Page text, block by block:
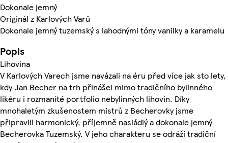
Dokonale jemný
Originál z Karlových Varů
Dokonale jemný tuzemský s lahodnými tóny vanilky a karamelu
Popis
Lihovina
V Karlových Varech jsme navázali na éru před více jak sto lety,
kdy Jan Becher na trh přinášel mimo tradičního bylinného
likéru i rozmanité portfolio nebylinných lihovin. Díky
mnohaletým zkušenostem mistrů z Becherovky jsme
připravili harmonický, příjemně nasládlý a dokonale jemný
Becherovka Tuzemský. V jeho charakteru se odráží tradiční